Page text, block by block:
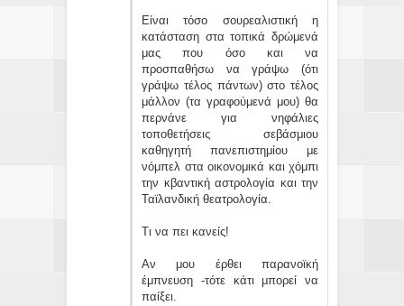
Είναι τόσο σουρεαλιστική η
κατάσταση στα τοπικά δρώμενά
μας που όσο και να
προσπαθήσω να γράψω (ότι
γράψω τέλος πάντων) στο τέλος
μάλλον (τα γραφούμενά μου) θα
περνάνε για νηφάλιες
τοποθετήσεις σεβάσμιου
καθηγητή πανεπιστημίου με
νόμπελ στα οικονομικά και χόμπι
την κβαντική αστρολογία και την
Ταϊλανδική θεατρολογία.
Τι να πει κανείς!
Αν μου έρθει παρανοϊκή
έμπνευση -τότε κάτι μπορεί να
παίξει.